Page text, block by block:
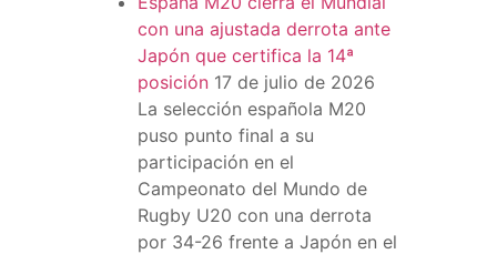
con una ajustada derrota ante
Japón que certifica la 14ª
posición 17 de julio de 2026
La selección española M20
puso punto final a su
participación en el
Campeonato del Mundo de
Rugby U20 con una derrota
por 34-26 frente a Japón en el